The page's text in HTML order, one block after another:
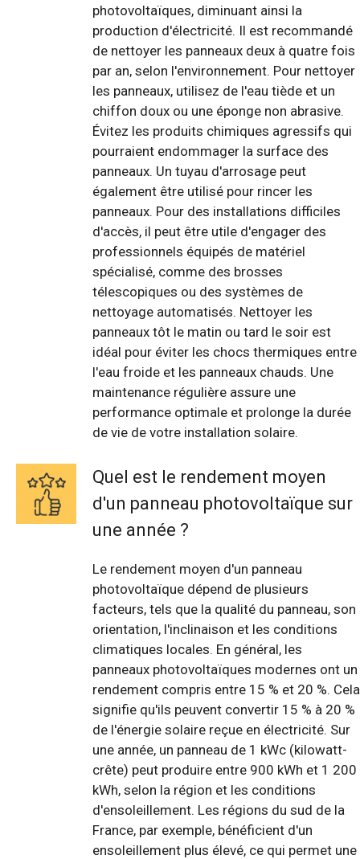
photovoltaïques, diminuant ainsi la
production d'électricité. Il est recommandé
de nettoyer les panneaux deux à quatre fois
par an, selon l'environnement. Pour nettoyer
les panneaux, utilisez de l'eau tiède et un
chiffon doux ou une éponge non abrasive.
Évitez les produits chimiques agressifs qui
pourraient endommager la surface des
panneaux. Un tuyau d'arrosage peut
également être utilisé pour rincer les
panneaux. Pour des installations difficiles
d'accès, il peut être utile d'engager des
professionnels équipés de matériel
spécialisé, comme des brosses
télescopiques ou des systèmes de
nettoyage automatisés. Nettoyer les
panneaux tôt le matin ou tard le soir est
idéal pour éviter les chocs thermiques entre
l'eau froide et les panneaux chauds. Une
maintenance régulière assure une
performance optimale et prolonge la durée
de vie de votre installation solaire.
Quel est le rendement moyen
d'un panneau photovoltaïque sur
une année ?
Le rendement moyen d'un panneau
photovoltaïque dépend de plusieurs
facteurs, tels que la qualité du panneau, son
orientation, l'inclinaison et les conditions
climatiques locales. En général, les
panneaux photovoltaïques modernes ont un
rendement compris entre 15 % et 20 %. Cela
signifie qu'ils peuvent convertir 15 % à 20 %
de l'énergie solaire reçue en électricité. Sur
une année, un panneau de 1 kWc (kilowatt-
crête) peut produire entre 900 kWh et 1 200
kWh, selon la région et les conditions
d'ensoleillement. Les régions du sud de la
France, par exemple, bénéficient d'un
ensoleillement plus élevé, ce qui permet une